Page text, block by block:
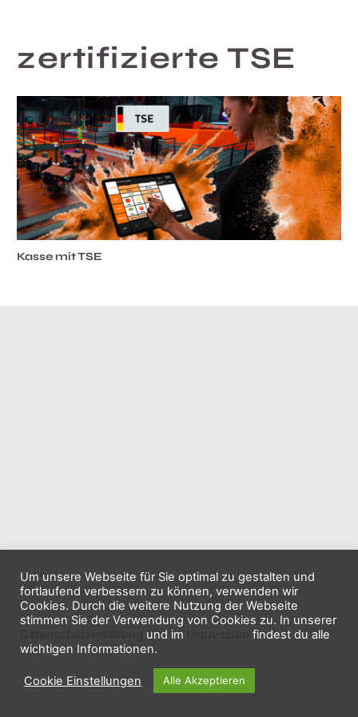
zertifizierte TSE
Kasse mit TSE
Um unsere Webseite für Sie optimal zu gestalten und
fortlaufend verbessern zu können, verwenden wir
Cookies. Durch die weitere Nutzung der Webseite
stimmen Sie der Verwendung von Cookies zu. In unserer
und im
findest du alle
wichtigen Informationen.
Cookie Einstellungen Alle Akzeptieren